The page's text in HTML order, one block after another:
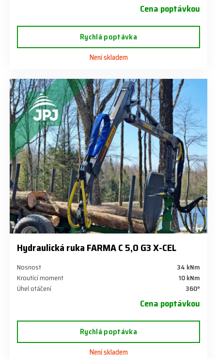
Cena poptávkou
Rychlá poptávka
Není skladem
Hydraulická ruka FARMA C 5,0 G3 X-CEL
Nosnost
34 kNm
Kroutící moment
10 kNm
Úhel otáčení
360°
Cena poptávkou
Rychlá poptávka
Není skladem